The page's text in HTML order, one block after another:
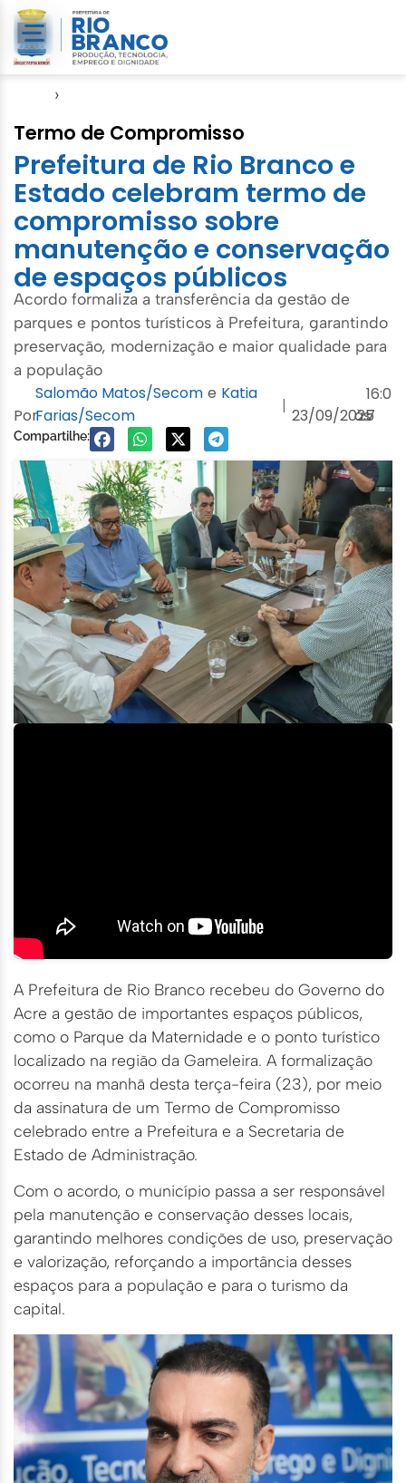
›
Termo de Compromisso
Prefeitura de Rio Branco e
Estado celebram termo de
compromisso sobre
manutenção e conservação
de espaços públicos
Acordo formaliza a transferência da gestão de
parques e pontos turísticos à Prefeitura, garantindo
preservação, modernização e maior qualidade para
a população
Por
Salomão Matos/Secom e Katia
Farias/Secom
|
23/09/2025
às
16:0
7
Compartilhe:
A Prefeitura de Rio Branco recebeu do Governo do
Acre a gestão de importantes espaços públicos,
como o Parque da Maternidade e o ponto turístico
localizado na região da Gameleira. A formalização
ocorreu na manhã desta terça-feira (23), por meio
da assinatura de um Termo de Compromisso
celebrado entre a Prefeitura e a Secretaria de
Estado de Administração.
Com o acordo, o município passa a ser responsável
pela manutenção e conservação desses locais,
garantindo melhores condições de uso, preservação
e valorização, reforçando a importância desses
espaços para a população e para o turismo da
capital.